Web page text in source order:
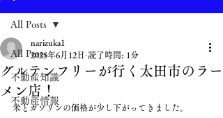
All Posts
不動産知識
不動産情報
All Posts
グルテンフリーが行く太田市のラー
メン店！
narizuka1
2025年6月12日 読了時間: 1分
米とガソリンの価格が少し下がってきました。